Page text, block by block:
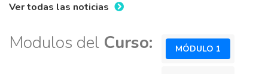
Ver todas las noticias
Modulos del Curso: MÓDULO 1